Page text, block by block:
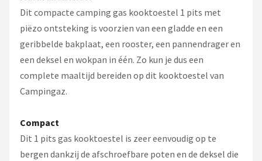
Dit compacte camping gas kooktoestel 1 pits met
piëzo ontsteking is voorzien van een gladde en een
geribbelde bakplaat, een rooster, een pannendrager en
een deksel en wokpan in één. Zo kun je dus een
complete maaltijd bereiden op dit kooktoestel van
Campingaz.
Compact
Dit 1 pits gas kooktoestel is zeer eenvoudig op te
bergen dankzij de afschroefbare poten en de deksel die